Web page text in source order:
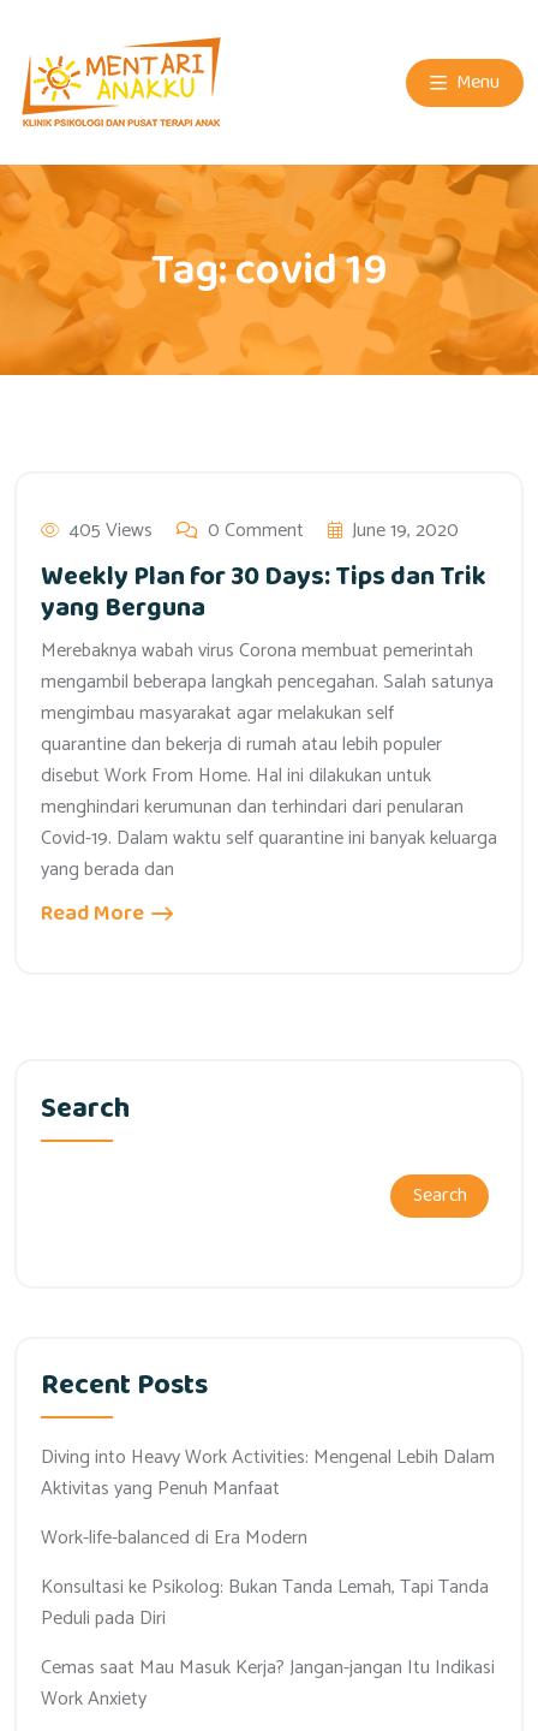
Menu
Tag:covid 19
405 Views 0 Comment June 19, 2020
Weekly Plan for 30 Days: Tips dan Trik
yang Berguna
Merebaknya wabah virus Corona membuat pemerintah
mengambil beberapa langkah pencegahan. Salah satunya
mengimbau masyarakat agar melakukan self
quarantine dan bekerja di rumah atau lebih populer
disebut Work From Home. Hal ini dilakukan untuk
menghindari kerumunan dan terhindari dari penularan
Covid-19. Dalam waktu self quarantine ini banyak keluarga
yang berada dan
Read More
Search
Search
Recent Posts
Diving into Heavy Work Activities: Mengenal Lebih Dalam
Aktivitas yang Penuh Manfaat
Work-life-balanced di Era Modern
Konsultasi ke Psikolog: Bukan Tanda Lemah, Tapi Tanda
Peduli pada Diri
Cemas saat Mau Masuk Kerja? Jangan-jangan Itu Indikasi
Work Anxiety